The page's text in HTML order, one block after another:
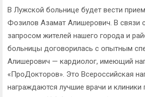
В Лужской больнице будет вести
Фозилов Азамат Алишерович. В связи
запросом жителей нашего города и
больницы договорилась с опытным
Алишерович — кардиолог, имеющий
«ПроДокторов». Это Всероссийская
награждаются лучшие врачи и клиники